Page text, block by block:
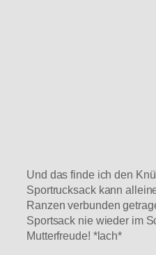
Und das finde ich den
Sportrucksack kann
Ranzen verbunden
Sportsack nie wieder im
Mutterfreude! *lach*